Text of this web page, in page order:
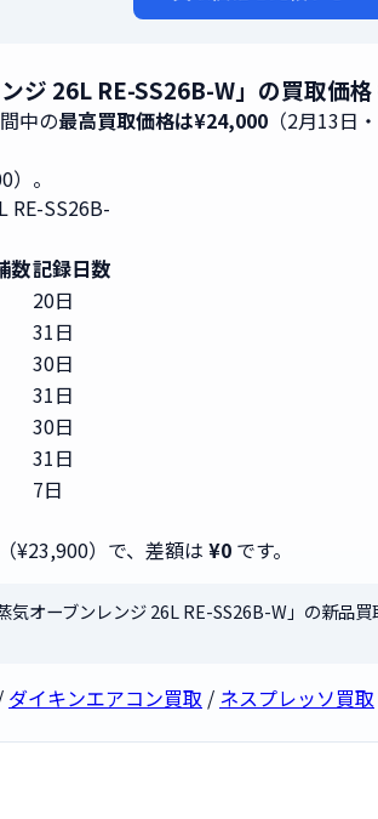
ジ 26L RE-SS26B-W」の買取価格
中の最高買取価格は¥24,000 （2月13日
。
RE-SS26B-
数記録日数
20日
31日
30日
31日
30日
31日
7日
¥23,900）で、差額は ¥0 です。
オーブンレンジ 26L RE-SS26B-W」の新品
ダイキンエアコン買取 / ネスプレッソ買取